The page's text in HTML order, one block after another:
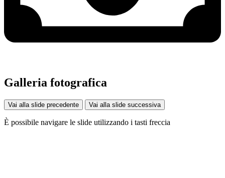
Galleria fotografica
Vai alla slide precedente Vai alla slide successiva
È possibile navigare le slide utilizzando i tasti freccia